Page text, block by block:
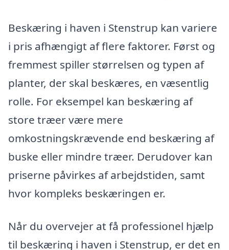
Beskæring i haven i Stenstrup kan variere
i pris afhængigt af flere faktorer. Først og
fremmest spiller størrelsen og typen af
planter, der skal beskæres, en væsentlig
rolle. For eksempel kan beskæring af
store træer være mere
omkostningskrævende end beskæring af
buske eller mindre træer. Derudover kan
priserne påvirkes af arbejdstiden, samt
hvor kompleks beskæringen er.
Når du overvejer at få professionel hjælp
til beskæring i haven i Stenstrup, er det en